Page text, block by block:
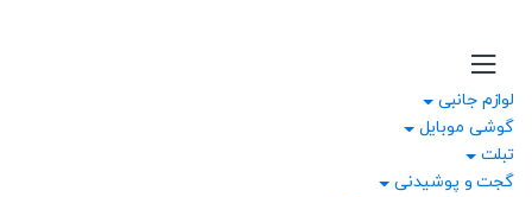
navigation
content
لوازم جانبی
گوشی موبایل
تبلت
گجت و پوشیدنی